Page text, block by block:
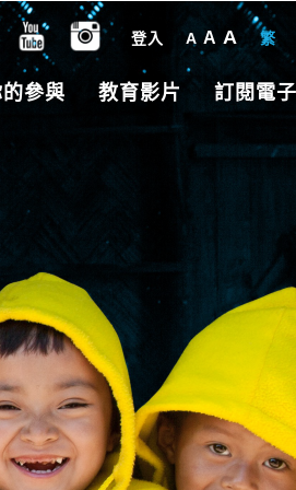
登入 A A A 繁
參與 教育影片 訂閱電